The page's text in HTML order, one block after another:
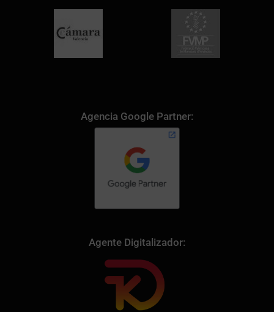
Agencia Google Partner:
Agente Digitalizador: